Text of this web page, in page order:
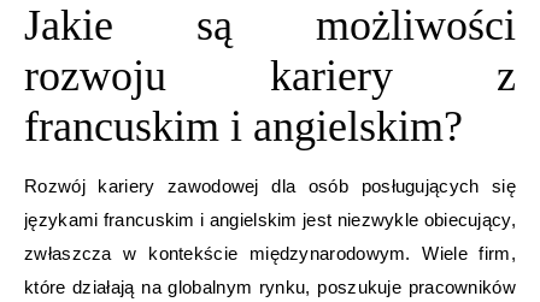
Jakie są możliwości
rozwoju kariery z
francuskim i angielskim?
Rozwój kariery zawodowej dla osób posługujących się
językami francuskim i angielskim jest niezwykle obiecujący,
zwłaszcza w kontekście międzynarodowym. Wiele firm,
które działają na globalnym rynku, poszukuje pracowników